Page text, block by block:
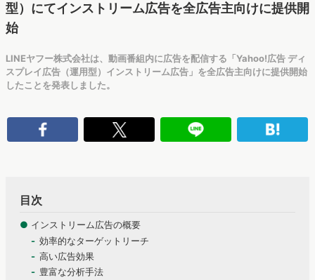
型）にてインストリーム広告を全広告主向けに提供開
始
LINEヤフー株式会社は、動画番組内に広告を配信する「Yahoo!広告 ディ
スプレイ広告（運用型）インストリーム広告」を全広告主向けに提供開始
したことを発表しました。
目次
● インストリーム広告の概要
効率的なターゲットリーチ
高い広告効果
豊富な分析手法